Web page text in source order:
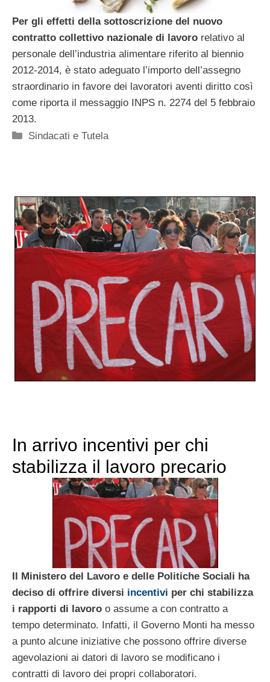
Per gli effetti della sottoscrizione del nuovo
contratto collettivo nazionale di lavoro relativo al
personale dell’industria alimentare riferito al biennio
2012-2014, è stato adeguato l’importo dell’assegno
straordinario in favore dei lavoratori aventi diritto così
come riporta il messaggio INPS n. 2274 del 5 febbraio
2013.
Categorie
Sindacati e Tutela
In arrivo incentivi per chi
stabilizza il lavoro precario
Il Ministero del Lavoro e delle Politiche Sociali ha
deciso di offrire diversi incentivi per chi stabilizza
i rapporti di lavoro o assume a con contratto a
tempo determinato. Infatti, il Governo Monti ha messo
a punto alcune iniziative che possono offrire diverse
agevolazioni ai datori di lavoro se modificano i
contratti di lavoro dei propri collaboratori.